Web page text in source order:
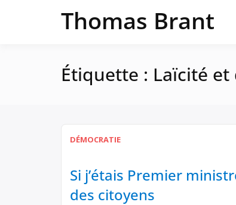
Thomas Brant
Étiquette : Laïcité
DÉMOCRATIE
Si j’étais Premier
des citoyens